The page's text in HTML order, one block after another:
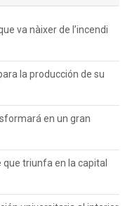
va nàixer de l’incendi
la producción de su
en un gran
triunfa en la capital